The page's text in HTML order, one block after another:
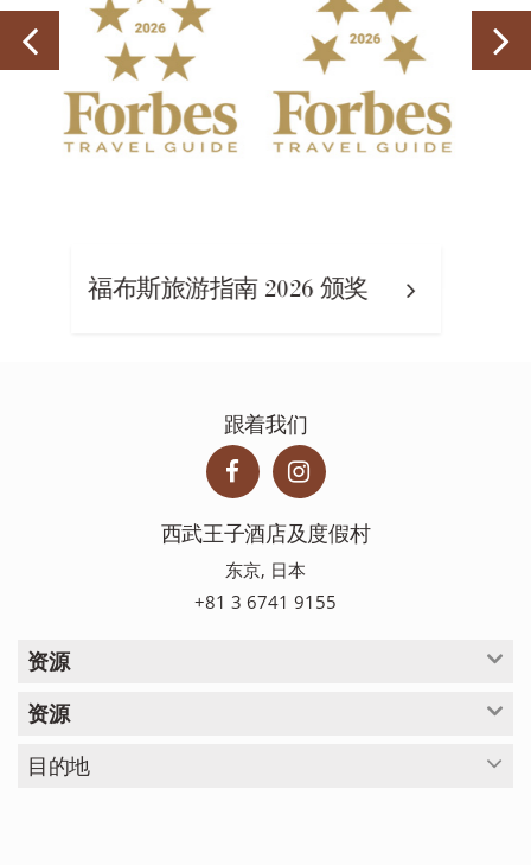
颁奖
Takanawa
(Grand Prince
跟着我们
西武王子酒店及度假村
东京, 日本
+81 3 6741 9155
资源
资源
目的地